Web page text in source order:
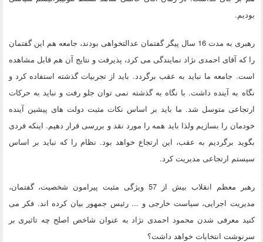
بودیم.
رهبری به مدت 16 سال پیگر گفتمان عدالتخواهی بودند، جامعه هم این گفتمان
را که آقای احمدی نژاد نمایندگی می کرد، پذیرفت و نتایج آن هم قابل مشاهده
است. جامعه ما نباید به عقب برگردد. باید از تجربیات گذشته استفاده کرد و
نگاه به آینده داشت. با نگاه به گذشته نمی توان جلو رفت و نباید به حرکات
ارتجاعی متوسل شد. ما باید بر اساس نکات مثبت دولت های پیشین آینده
خودمان را بسازیم ولذا باید همه را مورد نقد و بررسی قرار دهیم. اینکه فردی
بگوید برگردیم به عقب، این ارتجاع خواهد بود. نظام را که نباید بر اساس
سیستم ارتجاعی مدیریت کرد.
رهبر معظم انقلاب بیش از 57 ویژگی مثبت پیرامون شخصیت، گفتمان،
مدیریت اجرایی، سیاست خارجی و ... رئیس جمهور بیان کرده اند. فکر می
کنید معرفی شدن محمود احمدی نژاد به عنوان شاخص اصلح چه تاثیری بر
سرنوشت انتخابات خواهد داشت؟